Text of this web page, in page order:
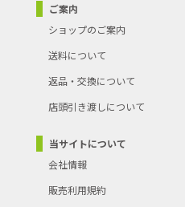
ご案内
ショップのご案内
送料について
返品・交換について
店頭引き渡しについて
当サイトについて
会社情報
販売利用規約